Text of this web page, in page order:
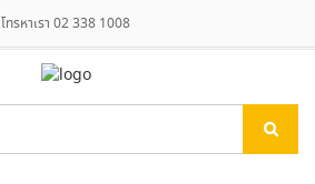
โทรหาเรา 02 338 1008